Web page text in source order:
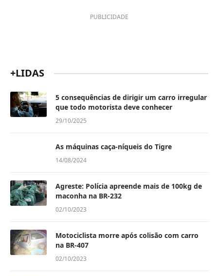
PUBLICIDADE
+LIDAS
5 consequências de dirigir um carro irregular
que todo motorista deve conhecer
29/10/2025
As máquinas caça-níqueis do Tigre
14/08/2024
Agreste: Polícia apreende mais de 100kg de
maconha na BR-232
02/10/2023
Motociclista morre após colisão com carro
na BR-407
02/10/2023